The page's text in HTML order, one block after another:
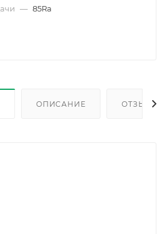
— 85Ra
ОПИСАНИЕ ОТЗЫВЫ